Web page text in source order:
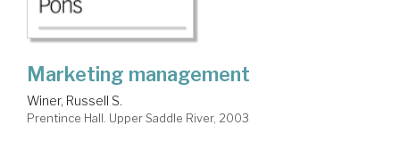
Marketing management
Winer, Russell S.
Prentince Hall. Upper Saddle River, 2003